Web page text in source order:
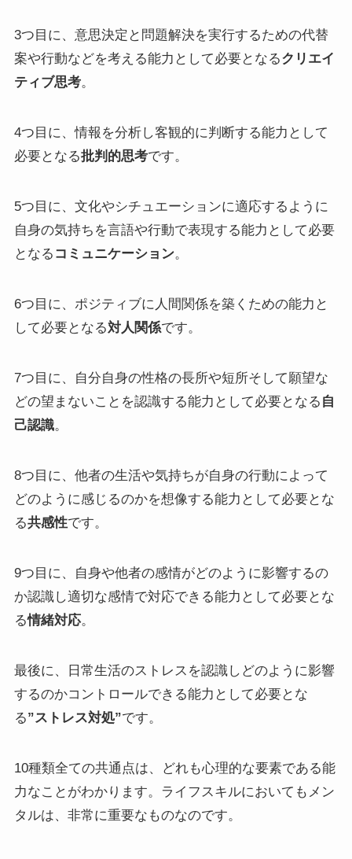
3つ目に、意思決定と問題解決を実行するための代替
案や行動などを考える能力として必要となるクリエイ
ティブ思考。
4つ目に、情報を分析し客観的に判断する能力として
必要となる批判的思考です。
5つ目に、文化やシチュエーションに適応するように
自身の気持ちを言語や行動で表現する能力として必要
となる コミュニケーション。
6つ目に、ポジティブに人間関係を築くための能力と
して必要となる対人関係です。
7つ目に、自分自身の性格の長所や短所そして願望な
どの望まないことを認識する能力として必要となる 自
己認識。
8つ目に、他者の生活や気持ちが自身の行動によって
どのように感じるのかを想像する能力として必要とな
る共感性です。
9つ目に、自身や他者の感情がどのように影響するの
か認識し適切な感情で対応できる能力として必要とな
る情緒対応。
最後に、日常生活のストレスを認識しどのように影響
するのかコントロールできる能力として必要とな
る”ストレス対処”です。
10種類全ての共通点は、どれも心理的な要素である能
力なことがわかります。ライフスキルにおいてもメン
タルは、非常に重要なものなのです。